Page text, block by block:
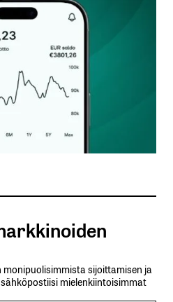
uutiskirje
monipuolisimmista sijoittamisen ja
mielenkiintoisimmat